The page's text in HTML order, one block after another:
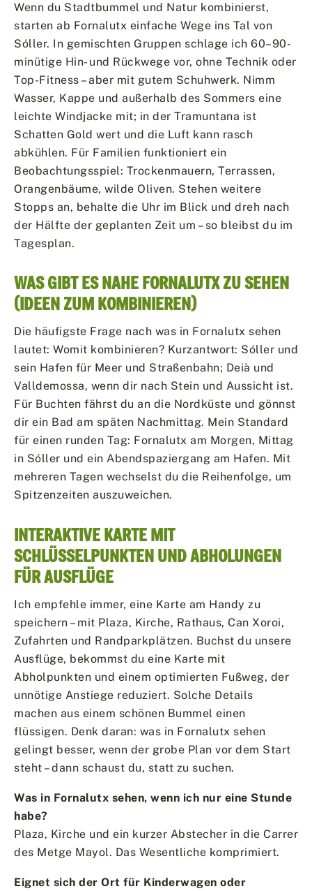
Wenn du Stadtbummel und Natur kombinierst,
starten ab Fornalutx einfache Wege ins Tal von
Sóller. In gemischten Gruppen schlage ich 60–90-
minütige Hin- und Rückwege vor, ohne Technik oder
Top-Fitness – aber mit gutem Schuhwerk. Nimm
Wasser, Kappe und außerhalb des Sommers eine
leichte Windjacke mit; in der Tramuntana ist
Schatten Gold wert und die Luft kann rasch
abkühlen. Für Familien funktioniert ein
Beobachtungsspiel: Trockenmauern, Terrassen,
Orangenbäume, wilde Oliven. Stehen weitere
Stopps an, behalte die Uhr im Blick und dreh nach
der Hälfte der geplanten Zeit um – so bleibst du im
Tagesplan.
WAS GIBT ES NAHE FORNALUTX ZU SEHEN
(IDEEN ZUM KOMBINIEREN)
Die häufigste Frage nach was in Fornalutx sehen
lautet: Womit kombinieren? Kurzantwort: Sóller und
sein Hafen für Meer und Straßenbahn; Deià und
Valldemossa, wenn dir nach Stein und Aussicht ist.
Für Buchten fährst du an die Nordküste und gönnst
dir ein Bad am späten Nachmittag. Mein Standard
für einen runden Tag: Fornalutx am Morgen, Mittag
in Sóller und ein Abendspaziergang am Hafen. Mit
mehreren Tagen wechselst du die Reihenfolge, um
Spitzenzeiten auszuweichen.
INTERAKTIVE KARTE MIT
SCHLÜSSELPUNKTEN UND ABHOLUNGEN
FÜR AUSFLÜGE
Ich empfehle immer, eine Karte am Handy zu
speichern – mit Plaza, Kirche, Rathaus, Can Xoroi,
Zufahrten und Randparkplätzen. Buchst du unsere
Ausflüge, bekommst du eine Karte mit
Abholpunkten und einem optimierten Fußweg, der
unnötige Anstiege reduziert. Solche Details
machen aus einem schönen Bummel einen
flüssigen. Denk daran: was in Fornalutx sehen
gelingt besser, wenn der grobe Plan vor dem Start
steht – dann schaust du, statt zu suchen.
Was in Fornalutx sehen, wenn ich nur eine Stunde
habe?
Plaza, Kirche und ein kurzer Abstecher in die Carrer
des Metge Mayol. Das Wesentliche komprimiert.
Eignet sich der Ort für Kinderwagen oder